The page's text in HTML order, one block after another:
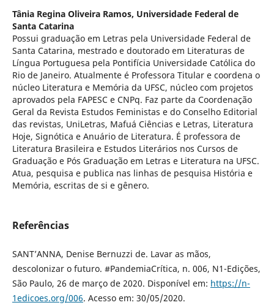
Tânia Regina Oliveira Ramos, Universidade Federal de
Santa Catarina
Possui graduação em Letras pela Universidade Federal de
Santa Catarina, mestrado e doutorado em Literaturas de
Língua Portuguesa pela Pontifícia Universidade Católica do
Rio de Janeiro. Atualmente é Professora Titular e coordena o
núcleo Literatura e Memória da UFSC, núcleo com projetos
aprovados pela FAPESC e CNPq. Faz parte da Coordenação
Geral da Revista Estudos Feministas e do Conselho Editorial
das revistas, UniLetras, Mafuá Ciências e Letras, Literatura
Hoje, Signótica e Anuário de Literatura. É professora de
Literatura Brasileira e Estudos Literários nos Cursos de
Graduação e Pós Graduação em Letras e Literatura na UFSC.
Atua, pesquisa e publica nas linhas de pesquisa História e
Memória, escritas de si e gênero.
Referências
SANT’ANNA, Denise Bernuzzi de. Lavar as mãos,
descolonizar o futuro. #PandemiaCrítica, n. 006, N1-Edições,
São Paulo, 26 de março de 2020. Disponível em: https://n-
1edicoes.org/006. Acesso em: 30/05/2020.